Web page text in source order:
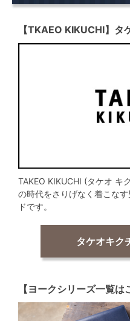
【TKAEO KIKUCHI】タ
TAKEO KIKUCHI (タケオ キ
の時代をさりげなく着こな
ドです。
タケオキク
【ヨークシリーズ一覧は